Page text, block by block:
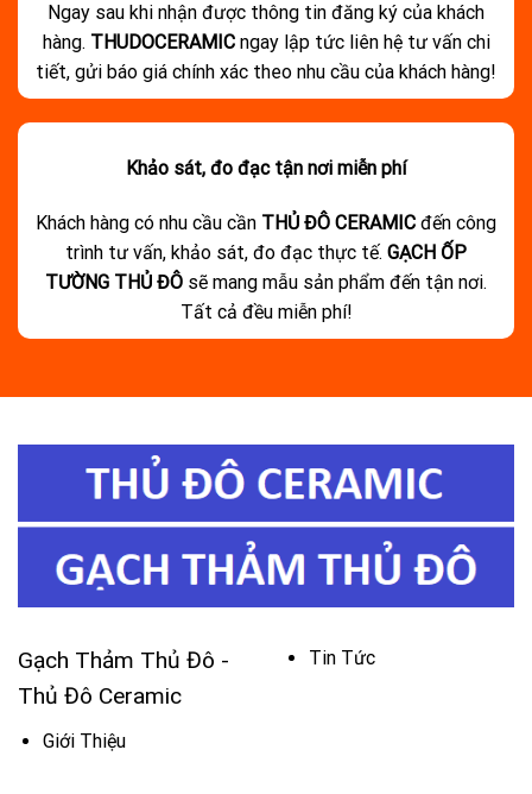
Ngay sau khi nhận được thông tin đăng ký của khách
hàng. THUDOCERAMIC ngay lập tức liên hệ tư vấn chi
tiết, gửi báo giá chính xác theo nhu cầu của khách hàng!
Khảo sát, đo đạc tận nơi miễn phí
Khách hàng có nhu cầu cần THỦ ĐÔ CERAMIC đến công
trình tư vấn, khảo sát, đo đạc thực tế. GẠCH ỐP
TƯỜNG THỦ ĐÔ sẽ mang mẫu sản phẩm đến tận nơi.
Tất cả đều miễn phí!
Gạch Thảm Thủ Đô -
Thủ Đô Ceramic
Giới Thiệu
Tin Tức